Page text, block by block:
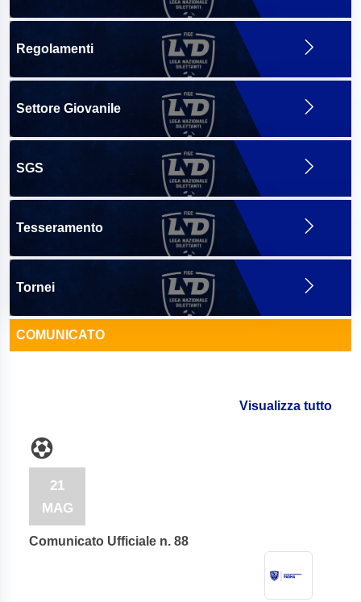
Regolamenti
Settore Giovanile
SGS
Tesseramento
Tornei
COMUNICATO
Visualizza tutto
21
MAG
Comunicato Ufficiale n. 88